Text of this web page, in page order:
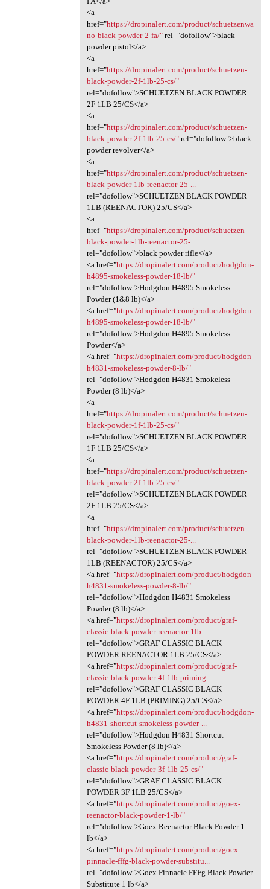
<a
href="https://dropinalert.com/product/schuetzenwa
no-black-powder-2-fa/"rel="dofollow">black
powder pistol</a>
<a
href="https://dropinalert.com/product/schuetzen-
black-powder-2f-1lb-25-cs/"
rel="dofollow">SCHUETZEN BLACK POWDER
2F 1LB 25/CS</a>
<a
href="https://dropinalert.com/product/schuetzen-
black-powder-2f-1lb-25-cs/"rel="dofollow">black
powder revolver</a>
<a
href="https://dropinalert.com/product/schuetzen-
black-powder-1lb-reenactor-25-...
rel="dofollow">SCHUETZEN BLACK POWDER
1LB (REENACTOR) 25/CS</a>
<a
href="https://dropinalert.com/product/schuetzen-
black-powder-1lb-reenactor-25-...
rel="dofollow">black powder rifle</a>
<a href="https://dropinalert.com/product/hodgdon-
h4895-smokeless-powder-18-lb/"
rel="dofollow">Hodgdon H4895 Smokeless
Powder (1&8 lb)</a>
<a href="https://dropinalert.com/product/hodgdon-
h4895-smokeless-powder-18-lb/"
rel="dofollow">Hodgdon H4895 Smokeless
Powder</a>
<a href="https://dropinalert.com/product/hodgdon-
h4831-smokeless-powder-8-lb/"
rel="dofollow">Hodgdon H4831 Smokeless
Powder (8 lb)</a>
<a
href="https://dropinalert.com/product/schuetzen-
black-powder-1f-1lb-25-cs/"
rel="dofollow">SCHUETZEN BLACK POWDER
1F 1LB 25/CS</a>
<a
href="https://dropinalert.com/product/schuetzen-
black-powder-2f-1lb-25-cs/"
rel="dofollow">SCHUETZEN BLACK POWDER
2F 1LB 25/CS</a>
<a
href="https://dropinalert.com/product/schuetzen-
black-powder-1lb-reenactor-25-...
rel="dofollow">SCHUETZEN BLACK POWDER
1LB (REENACTOR) 25/CS</a>
<a href="https://dropinalert.com/product/hodgdon-
h4831-smokeless-powder-8-lb/"
rel="dofollow">Hodgdon H4831 Smokeless
Powder (8 lb)</a>
<a href="https://dropinalert.com/product/graf-
classic-black-powder-reenactor-1lb-...
rel="dofollow">GRAF CLASSIC BLACK
POWDER REENACTOR 1LB 25/CS</a>
<a href="https://dropinalert.com/product/graf-
classic-black-powder-4f-1lb-priming...
rel="dofollow">GRAF CLASSIC BLACK
POWDER 4F 1LB (PRIMING) 25/CS</a>
<a href="https://dropinalert.com/product/hodgdon-
h4831-shortcut-smokeless-powder-...
rel="dofollow">Hodgdon H4831 Shortcut
Smokeless Powder (8 lb)</a>
<a href="https://dropinalert.com/product/graf-
classic-black-powder-3f-1lb-25-cs/"
rel="dofollow">GRAF CLASSIC BLACK
POWDER 3F 1LB 25/CS</a>
<a href="https://dropinalert.com/product/goex-
reenactor-black-powder-1-lb/"
rel="dofollow">Goex Reenactor Black Powder 1
lb</a>
<a href="https://dropinalert.com/product/goex-
pinnacle-fffg-black-powder-substitu...
rel="dofollow">Goex Pinnacle FFFg Black Powder
Substitute 1 lb</a>